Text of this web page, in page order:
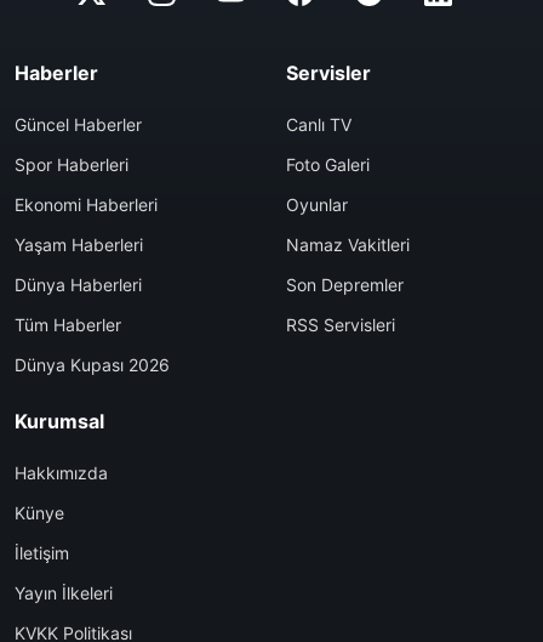
Haberler
Güncel Haberler
Spor Haberleri
Ekonomi Haberleri
Yaşam Haberleri
Dünya Haberleri
Tüm Haberler
Dünya Kupası 2026
Servisler
Canlı TV
Foto Galeri
Oyunlar
Namaz Vakitleri
Son Depremler
RSS Servisleri
Kurumsal
Hakkımızda
Künye
İletişim
Yayın İlkeleri
KVKK Politikası